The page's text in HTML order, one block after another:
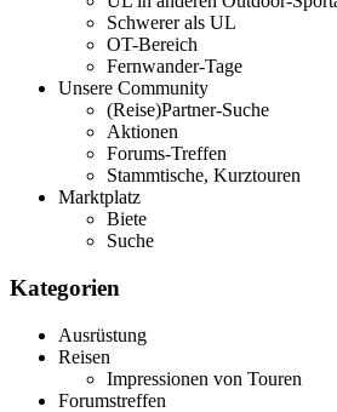
Schwerer als UL
OT-Bereich
Fernwander-Tage
Unsere Community
(Reise)Partner-Suche
Aktionen
Forums-Treffen
Stammtische, Kurztouren
Marktplatz
Biete
Suche
Kategorien
Ausrüstung
Reisen
Impressionen von Touren
Forumstreffen